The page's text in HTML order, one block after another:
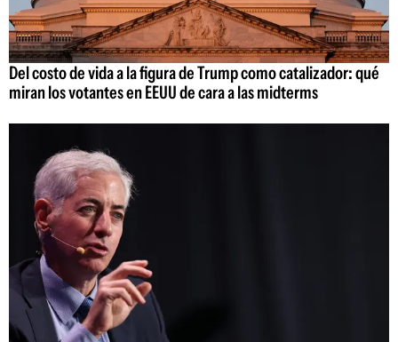
Del costo de vida a la figura de Trump como catalizador: qué
miran los votantes en EEUU de cara a las midterms